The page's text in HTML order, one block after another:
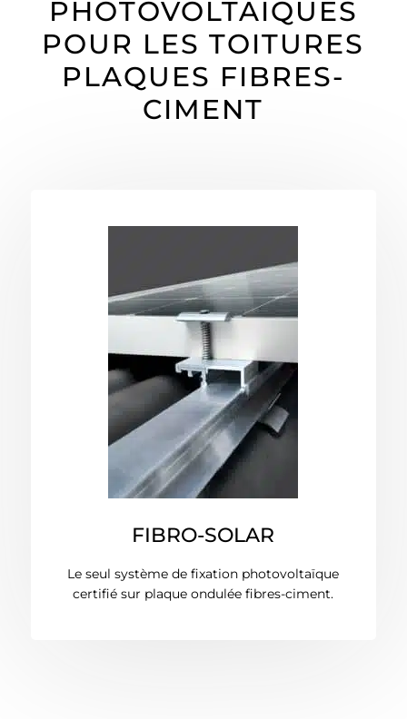
PHOTOVOLTAÏQUES
POUR LES TOITURES
PLAQUES FIBRES-
CIMENT
FIBRO-SOLAR
Le seul système de fixation photovoltaïque
certifié sur plaque ondulée fibres-ciment.